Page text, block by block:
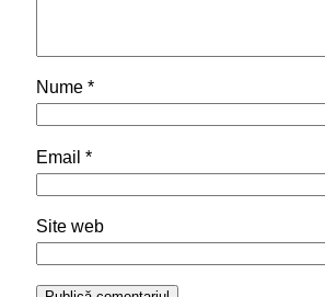
Nume *
Email *
Site web